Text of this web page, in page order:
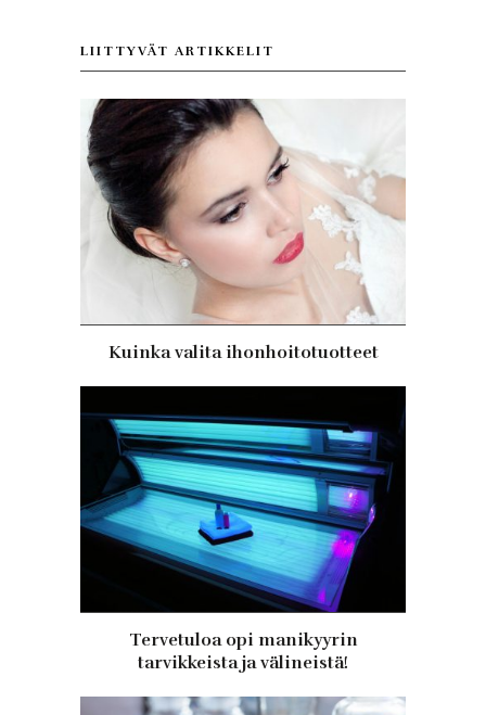
LIITTYVÄT ARTIKKELIT
Kuinka valita ihonhoitotuotteet
Tervetuloa opi manikyyrin
tarvikkeista ja välineistä!